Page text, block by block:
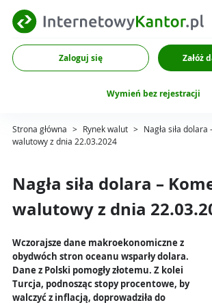
Zaloguj się Załóż
Wymień bez rejestracji
Strona główna > Rynek walut > Nagła siła
walutowy z dnia 22.03.2024
Nagła siła dolara –
walutowy z dnia
Wczorajsze dane makroekonomiczne z
obydwóch stron oceanu wsparły dolara.
Dane z Polski pomogły złotemu. Z kolei
Turcja, podnosząc stopy procentowe, by
walczyć z inflacją, doprowadziła do